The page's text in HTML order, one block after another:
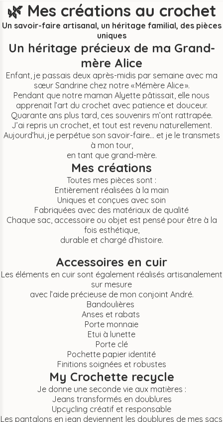
🌿 Mes créations au crochet
Un savoir-faire artisanal, un héritage familial, des pièces
uniques
Un héritage précieux de ma Grand-
mère Alice
Enfant, je passais deux après-midis par semaine avec ma
sœur Sandrine chez notre « Mémère Alice ».
Pendant que notre maman Alyette pâtissait, elle nous
apprenait l’art du crochet avec patience et douceur.
Quarante ans plus tard, ces souvenirs m’ont rattrapée.
J’ai repris un crochet, et tout est revenu naturellement.
Aujourd’hui, je perpétue son savoir-faire… et je le transmets
à mon tour,
en tant que grand-mère.
Mes créations
Toutes mes pièces sont :
Entièrement réalisées à la main
Uniques et conçues avec soin
Fabriquées avec des matériaux de qualité
Chaque sac, accessoire ou objet est pensé pour être à la
fois esthétique,
durable et chargé d’histoire.
Accessoires en cuir
Les éléments en cuir sont également réalisés artisanalement
sur mesure
avec l’aide précieuse de mon conjoint André.
Bandoulières
Anses et rabats
Porte monnaie
Etui à lunette
Porte clé
Pochette papier identité
Finitions soignées et robustes
My Crochette recycle
Je donne une seconde vie aux matières :
Jeans transformés en doublures
Upcycling créatif et responsable
Les pantalons en jean deviennent les doublures de mes sacs